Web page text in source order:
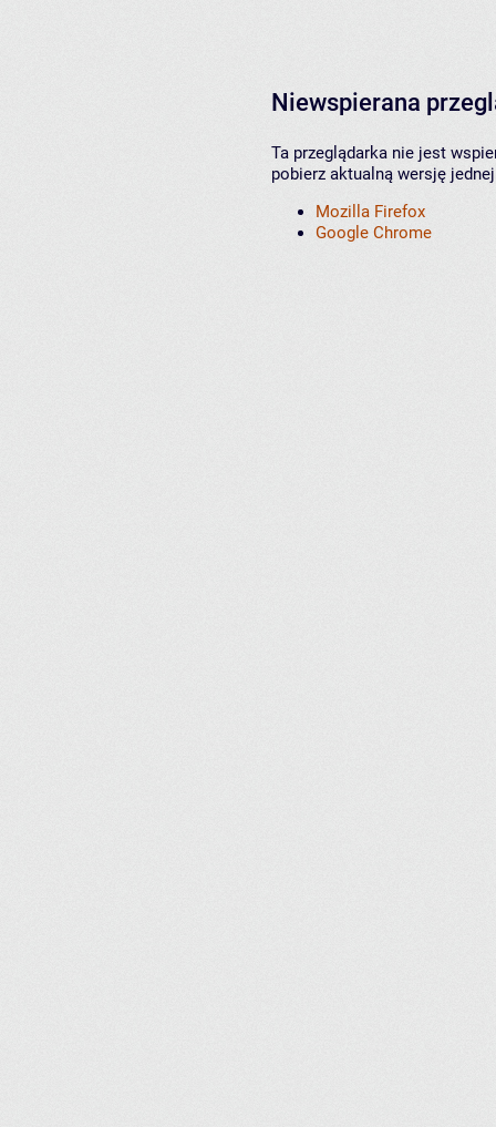
Niewspierana
Ta przeglądarka nie jest
pobierz aktualną wersję
Mozilla Firefox
Google Chrome